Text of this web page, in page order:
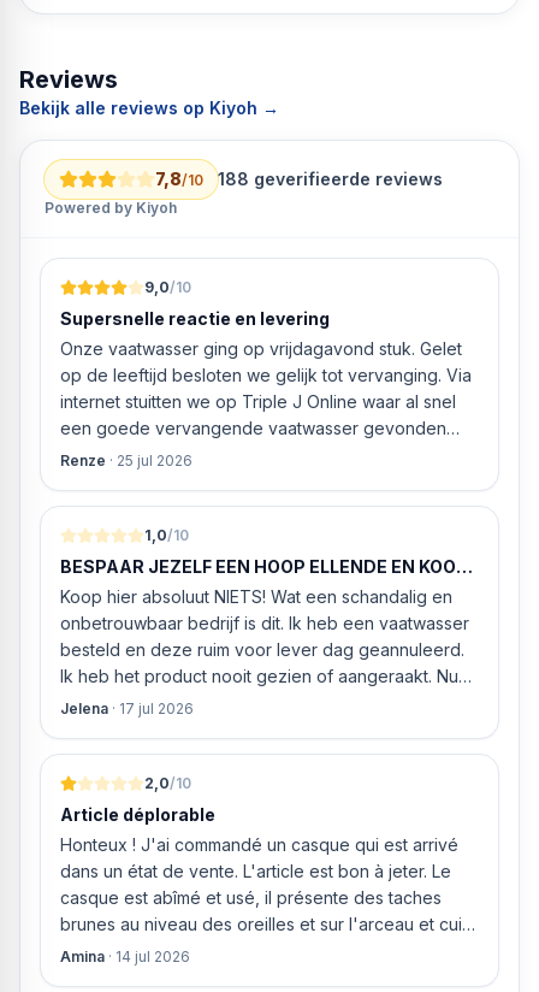
Reviews
Bekijk alle reviews op Kiyoh →
7,8/10 188 geverifieerde reviews
Powered by Kiyoh
9,0/10
Supersnelle reactie en levering
Onze vaatwasser ging op vrijdagavond stuk. Gelet
op de leeftijd besloten we gelijk tot vervanging. Via
internet stuitten we op Triple J Online waar al snel
een goede vervangende vaatwasser gevonden
werd. ‘s Ochtends even gebeld met de
geïnstalleerd kan worden. Dit bleek het geval tegen
alleszins concurrente prijzen. De vriendelijke
medewerker gaf aan dat, als we gelijk via de
website gingen bestellen en betalen, hij z’n best
ging doen om ‘s middags nog te leveren. Het
bleken geen loze woorden: om 16.00 uur werd de
Neff vaatwasser geleverd en ver
Renze · 25 jul 2026
1,0/10
BESPAAR JEZELF EEN HOOP ELLENDE EN KOOP
HIER NIETS!
Koop hier absoluut NIETS! Wat een schandalig en
onbetrouwbaar bedrijf is dit. Ik heb een vaatwasser
besteld en deze ruim voor lever dag geannuleerd.
Ik heb het product nooit gezien of aangeraakt. Nu
weigeren ze gewoon om mijn geld volledig terug te
van MIJN geld inhouden!
Jelena · 17 jul 2026
2,0/10
Article déplorable
Honteux ! J'ai commandé un casque qui est arrivé
dans un état de vente. L'article est bon à jeter. Le
casque est abîmé et usé, il présente des taches
brunes au niveau des oreilles et sur l'arceau et cuir
qui est craquelé ! Les coussins sont eux « dégonflés
Amina · 14 jul 2026